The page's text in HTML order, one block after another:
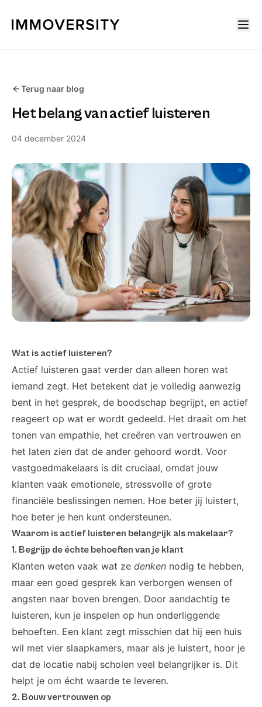
Terug naar blog
Het belang van actief luisteren
04 december 2024
Wat is actief luisteren?
Actief luisteren gaat verder dan alleen horen wat
iemand zegt. Het betekent dat je volledig aanwezig
bent in het gesprek, de boodschap begrijpt, en actief
reageert op wat er wordt gedeeld. Het draait om het
tonen van empathie, het creëren van vertrouwen en
het laten zien dat de ander gehoord wordt. Voor
vastgoedmakelaars is dit cruciaal, omdat jouw
klanten vaak emotionele, stressvolle of grote
financiële beslissingen nemen. Hoe beter jij luistert,
hoe beter je hen kunt ondersteunen.
Waarom is actief luisteren belangrijk als makelaar?
1. Begrijp de échte behoeften van je klant
Klanten weten vaak wat ze denken nodig te hebben,
maar een goed gesprek kan verborgen wensen of
angsten naar boven brengen. Door aandachtig te
luisteren, kun je inspelen op hun onderliggende
behoeften. Een klant zegt misschien dat hij een huis
wil met vier slaapkamers, maar als je luistert, hoor je
dat de locatie nabij scholen veel belangrijker is. Dit
helpt je om écht waarde te leveren.
2. Bouw vertrouwen op